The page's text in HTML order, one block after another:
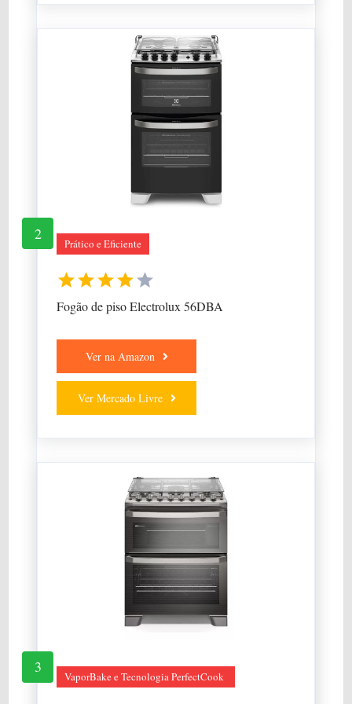
2
Prático e Eficiente
Fogão de piso Electrolux 56DBA
Ver na Amazon
Ver Mercado Livre
3
VaporBake e Tecnologia PerfectCook